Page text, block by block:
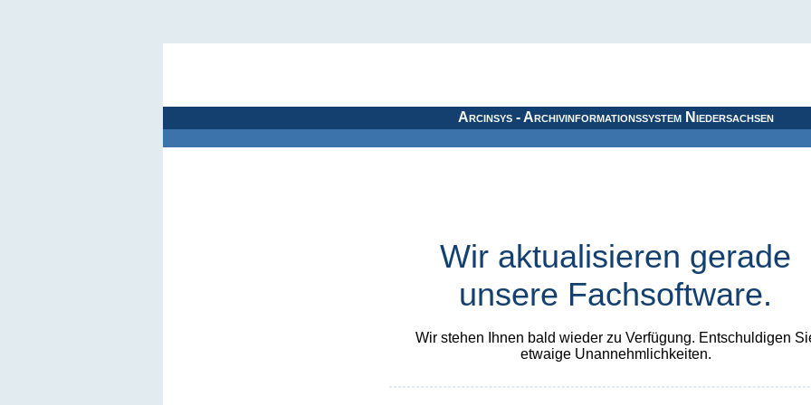
Arcinsys - Archivinformationssystem Niedersachsen
Wir aktualisieren gerade
unsere Fachsoftware.
Wir stehen Ihnen bald wieder zu Verfügung. Entschuldigen
etwaige Unannehmlichkeiten.